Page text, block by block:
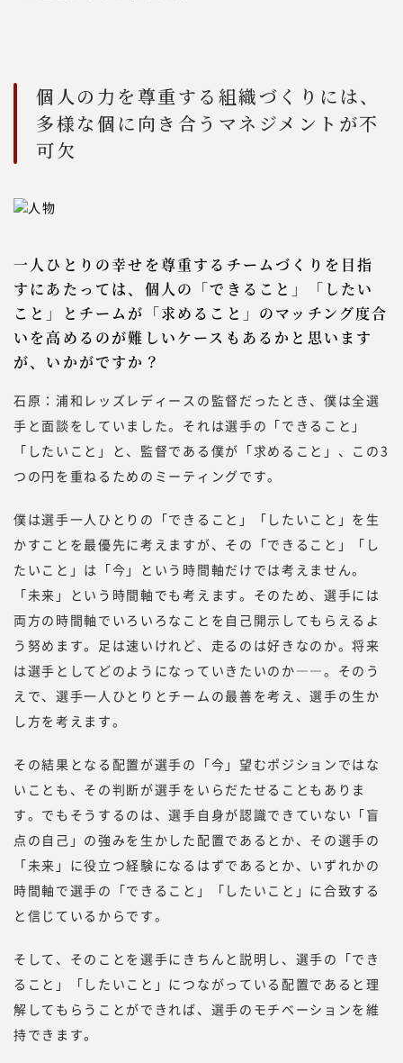
個人の力を尊重する組織づくりには、
多様な個に向き合うマネジメントが不
可欠
一人ひとりの幸せを尊重するチームづくりを目指
すにあたっては、個人の「できること」「したい
こと」とチームが「求めること」のマッチング度合
いを高めるのが難しいケースもあるかと思います
が、いかがですか？
石原：浦和レッズレディースの監督だったとき、僕は全選
手と面談をしていました。それは選手の「できること」
「したいこと」と、監督である僕が「求めること」、この3
つの円を重ねるためのミーティングです。
僕は選手一人ひとりの「できること」「したいこと」を生
かすことを最優先に考えますが、その「できること」「し
たいこと」は「今」という時間軸だけでは考えません。
「未来」という時間軸でも考えます。そのため、選手には
両方の時間軸でいろいろなことを自己開示してもらえるよ
う努めます。足は速いけれど、走るのは好きなのか。将来
は選手としてどのようになっていきたいのか――。そのう
えで、選手一人ひとりとチームの最善を考え、選手の生か
し方を考えます。
その結果となる配置が選手の「今」望むポジションではな
いことも、その判断が選手をいらだたせることもありま
す。でもそうするのは、選手自身が認識できていない「盲
点の自己」の強みを生かした配置であるとか、その選手の
「未来」に役立つ経験になるはずであるとか、いずれかの
時間軸で選手の「できること」「したいこと」に合致する
と信じているからです。
そして、そのことを選手にきちんと説明し、選手の「でき
ること」「したいこと」につながっている配置であると理
解してもらうことができれば、選手のモチベーションを維
持できます。